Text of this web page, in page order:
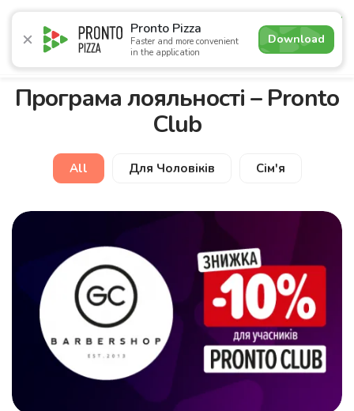
Pronto Pizza
Faster and more convenient
in the application
Download
4.6
Promotions Pizza Sushi Lavash Сombo
Програма лояльності – Pronto
Club
All Для Чоловіків Сім'я